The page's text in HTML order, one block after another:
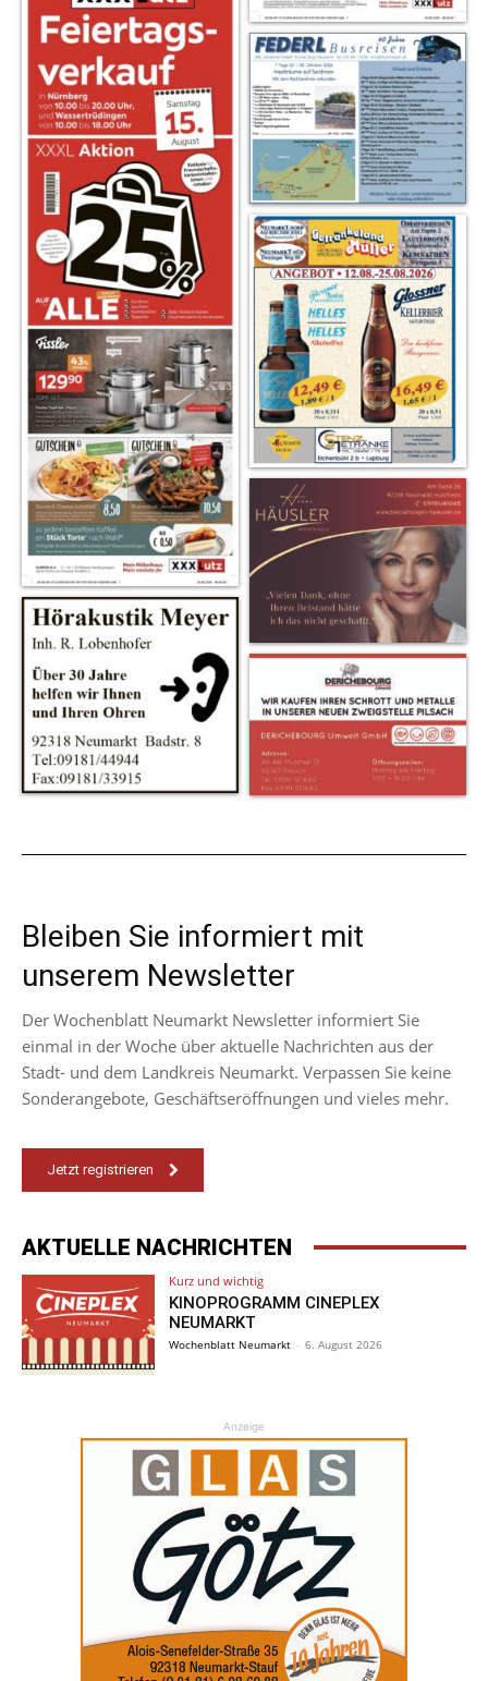
Bleiben Sie informiert mit
unserem Newsletter
Der Wochenblatt Neumarkt Newsletter informiert Sie
einmal in der Woche über aktuelle Nachrichten aus der
Stadt- und dem Landkreis Neumarkt. Verpassen Sie keine
Sonderangebote, Geschäftseröffnungen und vieles mehr.
Jetzt registrieren
AKTUELLE NACHRICHTEN
Kurz und wichtig
KINOPROGRAMM CINEPLEX
NEUMARKT
Wochenblatt Neumarkt - 6. August 2026
Anzeige